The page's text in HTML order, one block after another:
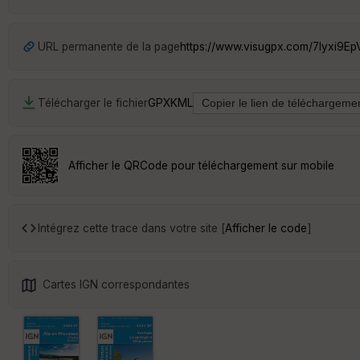
URL permanente de la pagehttps://www.visugpx.com/
Télécharger le fichierGPXKML
Afficher le QRCode pour téléchargement sur mobile
Intégrez cette trace dans votre site [Afficher le code]
Cartes IGN correspondantes